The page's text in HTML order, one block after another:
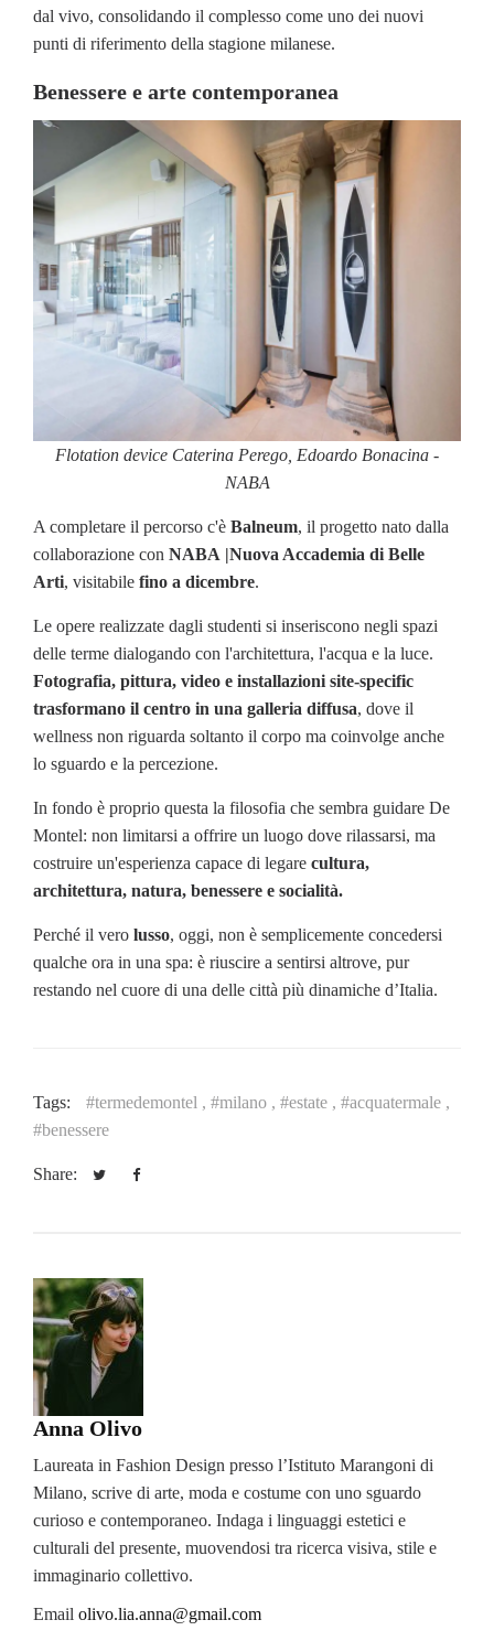
dal vivo, consolidando il complesso come uno dei nuovi
punti di riferimento della stagione milanese.
Benessere e arte contemporanea
Flotation device Caterina Perego, Edoardo Bonacina -
NABA
A completare il percorso c'è Balneum, il progetto nato dalla
collaborazione con NABA |Nuova Accademia di Belle
Arti, visitabile fino a dicembre.
Le opere realizzate dagli studenti si inseriscono negli spazi
delle terme dialogando con l'architettura, l'acqua e la luce.
Fotografia, pittura, video e installazioni site-specific
trasformano il centro in una galleria diffusa, dove il
wellness non riguarda soltanto il corpo ma coinvolge anche
lo sguardo e la percezione.
In fondo è proprio questa la filosofia che sembra guidare De
Montel: non limitarsi a offrire un luogo dove rilassarsi, ma
costruire un'esperienza capace di legare cultura,
architettura, natura, benessere e socialità.
Perché il vero lusso, oggi, non è semplicemente concedersi
qualche ora in una spa: è riuscire a sentirsi altrove, pur
restando nel cuore di una delle città più dinamiche d’Italia.
Tags: #termedemontel , #milano , #estate , #acquatermale ,
#benessere
Share:
Anna Olivo
Laureata in Fashion Design presso l’Istituto Marangoni di
Milano, scrive di arte, moda e costume con uno sguardo
curioso e contemporaneo. Indaga i linguaggi estetici e
culturali del presente, muovendosi tra ricerca visiva, stile e
immaginario collettivo.
Email olivo.lia.anna@gmail.com